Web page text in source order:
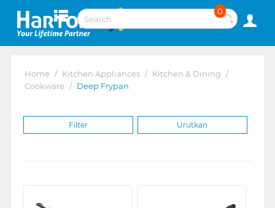
0
Home / Kitchen Appliances / Kitchen & Dining /
Cookware / Deep Frypan
Filter Urutkan